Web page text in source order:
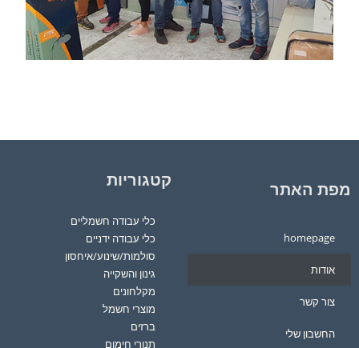
מפת האתר
homepage
אודות
צור קשר
החשבון שלי
קטגוריות
כלי עבודה חשמליים
כלי עבודה ידניים
סולמות/שינוע/איחסון
גינון והשקייה
מקלחונים
מוצרי חשמל
ברזים
תנורי חימום